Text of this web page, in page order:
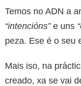
Temos no ADN a
“intencións”e uns
peza. Ese é o seu
Mais iso, na
creado, xa se vai